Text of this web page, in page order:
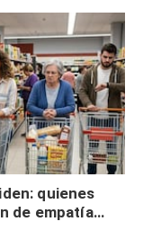
quienes
de empatía
autocontrol